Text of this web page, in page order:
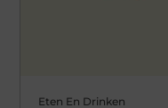
Eten En Drinken